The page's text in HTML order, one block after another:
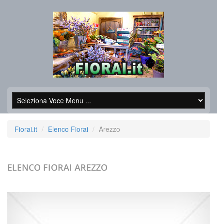
Fiorai.it Elenco Fiorai Arezzo
ELENCO FIORAI AREZZO